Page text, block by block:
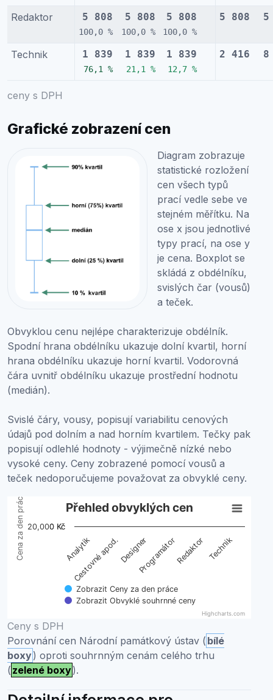
ceny s DPH
Redaktor 5 808
100,0 %
5 808
100,0 %
5 808
100,0 %
5 808 5
Technik 1 839
76,1 %
1 839
21,1 %
1 839
12,7 %
2 416 8
Grafické zobrazení cen
Diagram zobrazuje
statistické rozložení
cen všech typů
prací vedle sebe ve
stejném měřítku. Na
ose x jsou jednotlivé
typy prací, na ose y
je cena. Boxplot se
skládá z obdélníku,
svislých čar (vousů)
a teček.
Obvyklou cenu nejlépe charakterizuje obdélník.
Spodní hrana obdélníku ukazuje dolní kvartil, horní
hrana obdélníku ukazuje horní kvartil. Vodorovná
čára uvnitř obdélníku ukazuje prostřední hodnotu
(medián).
Svislé čáry, vousy, popisují variabilitu cenových
údajů pod dolním a nad horním kvartilem. Tečky pak
popisují odlehlé hodnoty - výjimečně nízké nebo
vysoké ceny. Ceny zobrazené pomocí vousů a
teček nedoporučujeme považovat za obvyklé ceny.
Přehled obvyklých cen
Boxplot with 2 data series. Box plot charts are typically
View as data table, Přehled obvyklých cen
The chart has 1 X axis displaying categories.
The chart has 1 Y axis displaying Cena za den práce.
Cena za den práce Přehled obvyklých cen
Zobrazit Ceny za den práce
Zobrazit Obvyklé souhrnné ceny
Analytik
Cestovné apod.DesignerProgramátorRedaktor Technik
0 Kč
20,000 Kč
Highcharts.com
End of interactive chart.
Ceny s DPH
Porovnání cen Národní památkový ústav ( bílé
boxy) oproti souhrnným cenám celého trhu
( zelené boxy).